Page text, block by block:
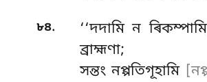
৮৪.
‘‘দদামি ন
ব্রাহ্মণা;
সন্তং নপ্পতিগূহামি